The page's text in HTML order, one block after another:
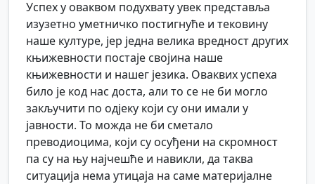
Успех у оваквом подухвату увек представља
изузетно уметничко постигнуће и тековину
наше културе, јер једна велика вредност других
књижевности постаје својина наше
књижевности и нашег језика. Оваквих успеха
било је код нас доста, али то се не би могло
закључити по одјеку који су они имали у
јавности. То можда не би сметало
преводиоцима, који су осуђени на скромност
па су на њу најчешће и навикли, да таква
ситуација нема утицаја на саме материјалне